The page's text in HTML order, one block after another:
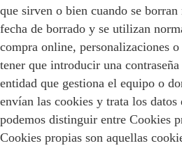
que sirven o bien cuando se
fecha de borrado y se utilizan
compra online, personalizaciones
tener que introducir una
entidad que gestiona el equipo o
envían las cookies y trata los datos
podemos distinguir entre Cookies
Cookies propias son aquellas